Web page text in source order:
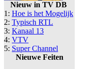
Nieuw in TV DB
1: Hoe is het Mogelijk
2: Typisch RTL
3: Kanaal 13
4: VTV
5: Super Channel
Nieuwe Feiten